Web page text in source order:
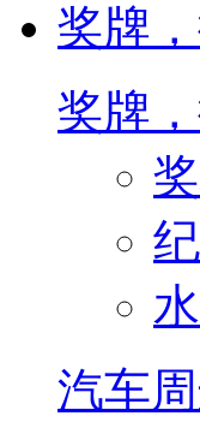
奖牌
奖牌
汽车